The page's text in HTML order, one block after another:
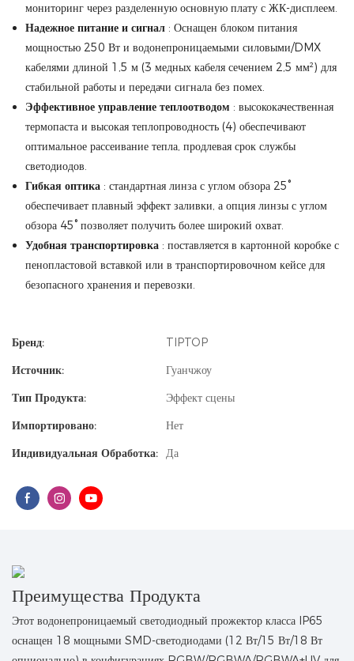
мониторинг через разделенную основную плату с ЖК-дисплеем.
Надежное питание и сигнал: Оснащен блоком питания
мощностью 250 Вт и водонепроницаемыми силовыми/DMX
кабелями длиной 1,5 м (3 медных кабеля сечением 2,5 мм²) для
стабильной работы и передачи сигнала без помех.
Эффективное управление теплоотводом : высококачественная
термопаста и высокая теплопроводность (4) обеспечивают
оптимальное рассеивание тепла, продлевая срок службы
светодиодов.
Гибкая оптика: стандартная линза с углом обзора 25°
обеспечивает плавный эффект заливки, а опция линзы с углом
обзора 45° позволяет получить более широкий охват.
Удобная транспортировка: поставляется в картонной коробке с
пенопластовой вставкой или в транспортировочном кейсе для
безопасного хранения и перевозки.
Бренд:
TIPTOP
Источник:
Гуанчжоу
Тип Продукта:
Эффект сцены
Импортировано:
Нет
Индивидуальная Обработка: Да
Преимущества Продукта
Этот водонепроницаемый светодиодный прожектор класса IP65
оснащен 18 мощными SMD-светодиодами (12 Вт/15 Вт/18 Вт